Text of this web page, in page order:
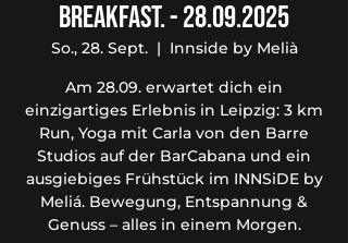
Breakfast. - 28.09.2025
So., 28. Sept.
  |
Innside by Melià
Am 28.09. erwartet dich ein
einzigartiges Erlebnis in Leipzig: 3 km
Run, Yoga mit Carla von den Barre
Studios auf der BarCabana und ein
ausgiebiges Frühstück im INNSiDE by
Meliá. Bewegung, Entspannung &
Genuss – alles in einem Morgen.